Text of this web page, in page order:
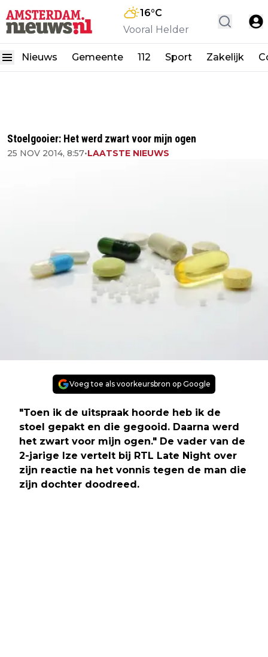
16°C
Vooral Helder
Nieuws Gemeente 112 Sport Zakelijk
Stoelgooier: Het werd zwart voor mijn ogen
25 NOV 2014, 8:57•LAATSTE NIEUWS
Voeg toe als voorkeursbron op Google
"Toen ik de uitspraak hoorde heb ik de
stoel gepakt en die gegooid. Daarna werd
het zwart voor mijn ogen." De vader van de
2-jarige Ize vertelt bij RTL Late Night over
zijn reactie na het vonnis tegen de man die
zijn dochter doodreed.